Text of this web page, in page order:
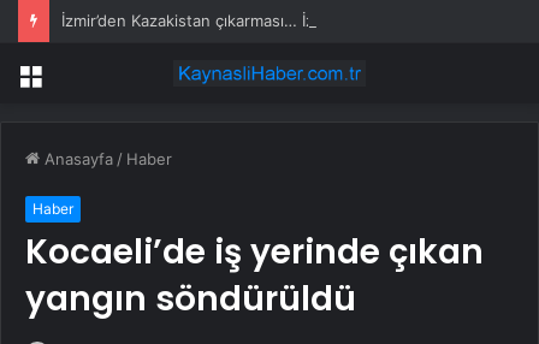
Menü
Anasayfa / Haber
Haber
Kocaeli’de iş yerinde çıkan
yangın söndürüldü